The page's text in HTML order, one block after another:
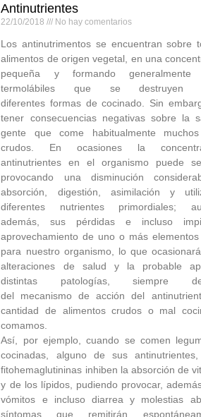
Antinutrientes
22/10/2018 No hay comentarios
Los antinutrimentos se encuentran sobre
alimentos de origen vegetal, en una
pequeña y formando generalmente
termolábiles que se
diferentes formas de cocinado. Sin
tener consecuencias negativas sobre la
gente que come habitualmente
crudos. En ocasiones la
antinutrientes en el organismo puede
provocando una disminución
absorción, digestión, asimilación y
diferentes nutrientes primordiales;
además, sus pérdidas e incluso
aprovechamiento de uno o más elementos
para nuestro organismo, lo que
alteraciones de salud y la probable
distintas patologías, siempre
del mecanismo de acción del
cantidad de alimentos crudos o mal
comamos.
Así, por ejemplo, cuando se comen
cocinadas, alguno de sus
fitohemaglutininas inhiben la absorción de
y de los lípidos, pudiendo provocar,
vómitos e incluso diarrea y molestias
síntomas que remitirán